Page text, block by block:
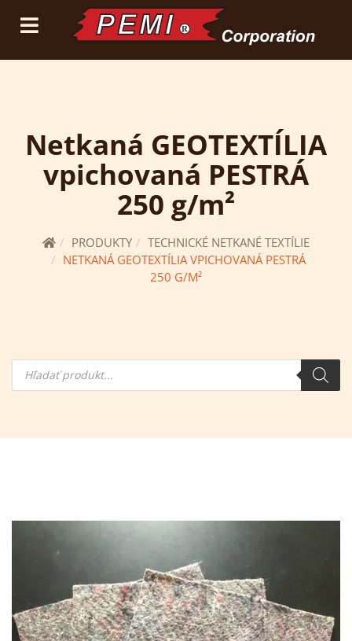
prihlásiť sa (current)registrácia
Netkaná GEOTEXTÍLIA
vpichovaná PESTRÁ
250 g/m²
PRODUKTY
TECHNICKÉ NETKANÉ TEXTÍLIE
NETKANÁ GEOTEXTÍLIA VPICHOVANÁ PESTRÁ
250 G/M²
Hľadanie
produktov